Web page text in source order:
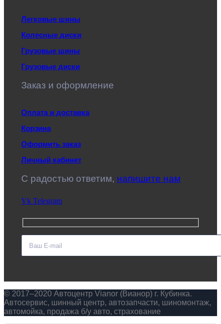
Легковые шины
Колесные диски
Грузовые шины
Грузовые диски
Заказ и оформление
Оплата и доставка
Корзина
Оформить заказ
Личный кабинет
C радостью ответим, напишите нам
Vk Telegram
© 2017–2020 Автоцентр Vianor (Вианор) г. Кубинка.
Автосервис, шинный центр, автозапчасти, шиномонтаж,
автомойка, продажа б/у авто, страхование